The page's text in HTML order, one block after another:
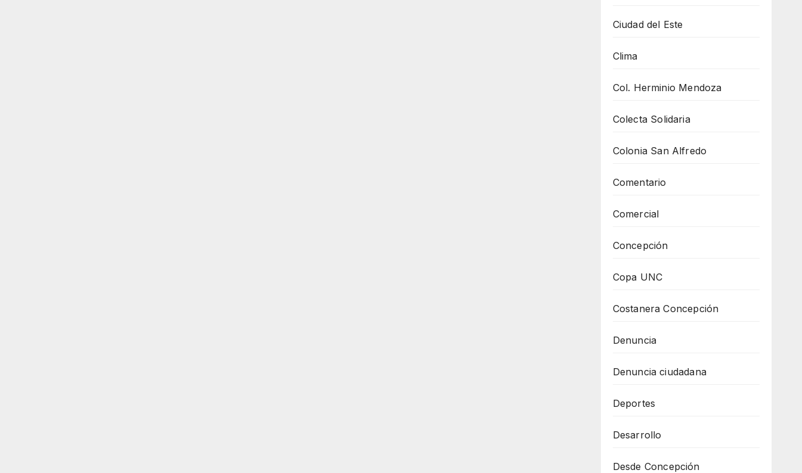
Ciudad del Este
Clima
Col. Herminio Mendoza
Colecta Solidaria
Colonia San Alfredo
Comentario
Comercial
Concepción
Copa UNC
Costanera Concepción
Denuncia
Denuncia ciudadana
Deportes
Desarrollo
Desde Concepción